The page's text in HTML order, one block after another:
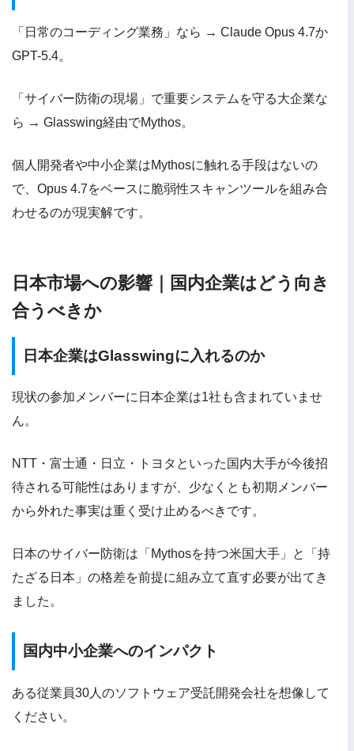
「日常のコーディング業務」なら → Claude Opus 4.7か
GPT-5.4。
「サイバー防衛の現場」で重要システムを守る大企業な
ら → Glasswing経由でMythos。
個人開発者や中小企業はMythosに触れる手段はないの
で、Opus 4.7をベースに脆弱性スキャンツールを組み合
わせるのが現実解です。
日本市場への影響｜国内企業はどう向き
合うべきか
日本企業はGlasswingに入れるのか
現状の参加メンバーに日本企業は1社も含まれていませ
ん。
NTT・富士通・日立・トヨタといった国内大手が今後招
待される可能性はありますが、少なくとも初期メンバー
から外れた事実は重く受け止めるべきです。
日本のサイバー防衛は「Mythosを持つ米国大手」と「持
たざる日本」の格差を前提に組み立て直す必要が出てき
ました。
国内中小企業へのインパクト
ある従業員30人のソフトウェア受託開発会社を想像して
ください。